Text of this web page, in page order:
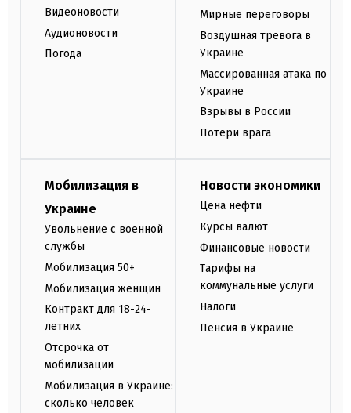
Видеоновости
Аудионовости
Погода
Мирные переговоры
Воздушная тревога в
Украине
Массированная атака по
Украине
Взрывы в России
Потери врага
Мобилизация в
Украине
Увольнение с военной
службы
Мобилизация 50+
Мобилизация женщин
Контракт для 18-24-
летних
Отсрочка от
мобилизации
Мобилизация в Украине:
сколько человек
Новости экономики
Цена нефти
Курсы валют
Финансовые новости
Тарифы на
коммунальные услуги
Налоги
Пенсия в Украине